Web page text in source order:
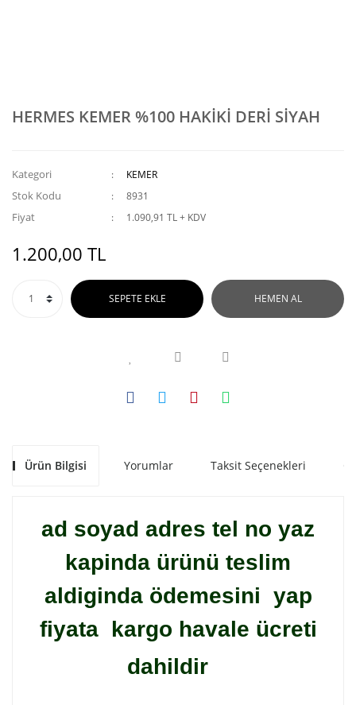
HERMES KEMER %100 HAKİKİ DERİ SİYAH
Kategori KEMER
Stok Kodu 8931
Fiyat 1.090,91 TL + KDV
1.200,00 TL
SEPETE EKLE HEMEN AL
Ürün Bilgisi Yorumlar Taksit Seçenekleri
ad soyad adres tel no yaz
kapinda ürünü teslim
aldiginda ödemesini yap
fiyata kargo havale ücreti
dahildir